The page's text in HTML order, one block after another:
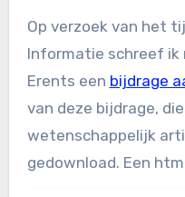
Op verzoek van het
Informatie schreef ik
Erents een bijdrage
van deze bijdrage,
wetenschappelijk
gedownload. Een